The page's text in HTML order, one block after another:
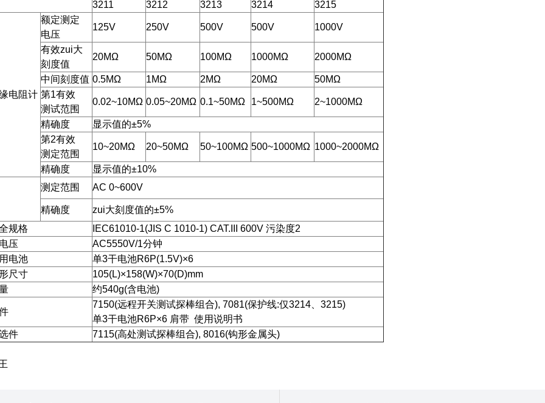
3211 3212 3213 3214 3215
电阻计
额定测定
电压
125V 250V 500V 500V 1000V
有效zui大
刻度值
20MΩ 50MΩ 100MΩ 1000MΩ 2000MΩ
中间刻度值 0.5MΩ 1MΩ 2MΩ 20MΩ
50MΩ
第1有效
测试范围
0.02~10MΩ 0.05~20MΩ 0.1~50MΩ 1~500MΩ 2~1000MΩ
精确度
显示值的±5%
第2有效
测定范围
10~20MΩ 20~50MΩ 50~100MΩ 500~1000MΩ 1000~2000MΩ
精确度
显示值的±10%
测定范围
AC 0~600V
精确度
zui大刻度值的±5%
规格
IEC61010-1(JIS C 1010-1) CAT.III 600V 污染度2
压
AC5550V/1分钟
电池
单3干电池R6P(1.5V)×6
尺寸
105(L)×158(W)×70(D)mm
约540g(含电池)
7150(远程开关测试探棒组合), 7081(保护线:仅3214、3215)
单3干电池R6P×6 肩带 使用说明书
件
7115(高处测试探棒组合), 8016(钩形金属头)